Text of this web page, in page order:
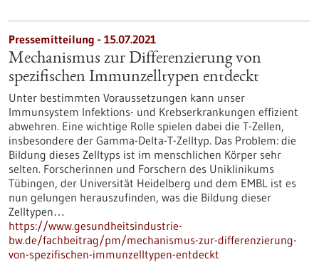
Pressemitteilung - 15.07.2021
Mechanismus zur Differenzierung von
spezifischen Immunzelltypen entdeckt
Unter bestimmten Voraussetzungen kann unser
Immunsystem Infektions- und Krebserkrankungen effizient
abwehren. Eine wichtige Rolle spielen dabei die T-Zellen,
insbesondere der Gamma-Delta-T-Zelltyp. Das Problem: die
Bildung dieses Zelltyps ist im menschlichen Körper sehr
selten. Forscherinnen und Forschern des Uniklinikums
Tübingen, der Universität Heidelberg und dem EMBL ist es
nun gelungen herauszufinden, was die Bildung dieser
Zelltypen…
https://www.gesundheitsindustrie-
bw.de/fachbeitrag/pm/mechanismus-zur-differenzierung-
von-spezifischen-immunzelltypen-entdeckt